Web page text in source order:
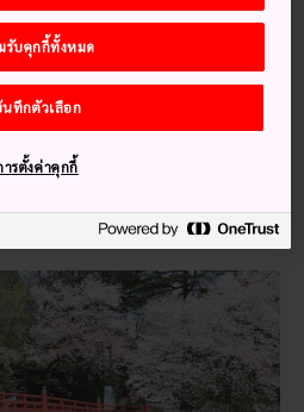
งแดงอันโดดเด่น
อะคะที่จัดแสดงสิ่งของที่คัด
นเดือนเมษายน
รับคุกกี้ทั้งหมด
ทึกตัวเลือก
ารตั้งค่าคุกกี้